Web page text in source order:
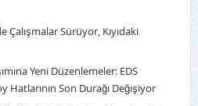
Çalışmalar Sürüyor, Kıyıdaki
Yeni Düzenlemeler: EDS
Hatlarının Son Durağı Değişiyor